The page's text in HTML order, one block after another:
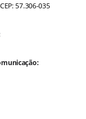
57.306-035